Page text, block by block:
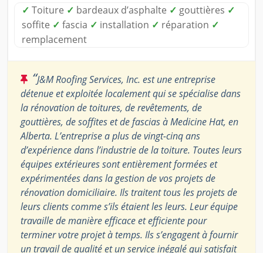
✓ Toiture ✓ bardeaux d’asphalte ✓ gouttières ✓
soffite ✓ fascia ✓ installation ✓ réparation ✓
remplacement
“J&M Roofing Services, Inc. est une entreprise
détenue et exploitée localement qui se spécialise dans
la rénovation de toitures, de revêtements, de
gouttières, de soffites et de fascias à Medicine Hat, en
Alberta. L’entreprise a plus de vingt-cinq ans
d’expérience dans l’industrie de la toiture. Toutes leurs
équipes extérieures sont entièrement formées et
expérimentées dans la gestion de vos projets de
rénovation domiciliaire. Ils traitent tous les projets de
leurs clients comme s’ils étaient les leurs. Leur équipe
travaille de manière efficace et efficiente pour
terminer votre projet à temps. Ils s’engagent à fournir
un travail de qualité et un service inégalé qui satisfait